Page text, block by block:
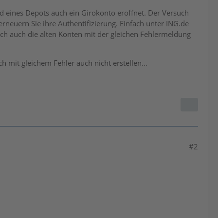
Depots auch ein Girokonto eröffnet. Der Versuch
Sie ihre Authentifizierung. Einfach unter ING.de
auch die alten Konten mit der gleichen Fehlermeldung
mit gleichem Fehler auch nicht erstellen...
#2